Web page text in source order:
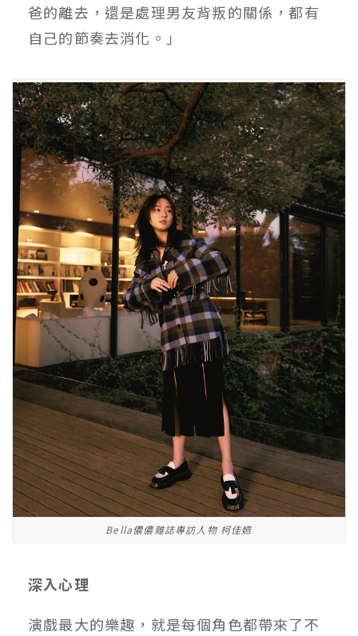
爸的離去，還是處理男友背叛的關係，都有
自己的節奏去消化。」
Bella儂儂雜誌專訪人物 柯佳嬿
深入心理
演戲最大的樂趣，就是每個角色都帶來了不